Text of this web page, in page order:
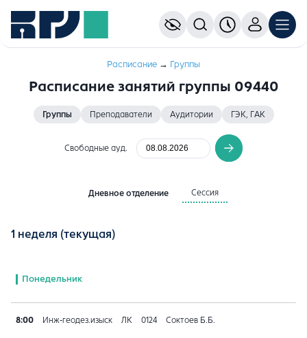
Расписание → Группы
Расписание занятий группы 09440
Группы Преподаватели Аудитории ГЭК, ГАК
Свободные ауд.
Дневное отделение Сессия
1 неделя (текущая)
Понедельник
8:00 Инж-геодез.изыск ЛК 0124 Соктоев Б.Б.